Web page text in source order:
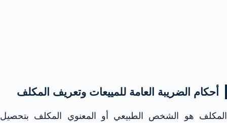
أحكام الضريبة العامة للمييعات وتعريف المكلف
المكلف هو الشخص الطبيعي أو المعنوي المكلف بتحصيل